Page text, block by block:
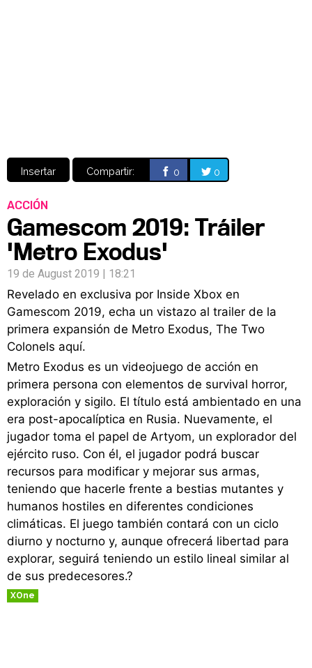
Insertar Compartir: 0 0
ACCIÓN
Gamescom 2019: Tráiler
'Metro Exodus'
19 de August 2019 | 18:21
Revelado en exclusiva por Inside Xbox en
Gamescom 2019, echa un vistazo al trailer de la
primera expansión de Metro Exodus, The Two
Colonels aquí.
Metro Exodus es un videojuego de acción en
primera persona con elementos de survival horror,
exploración y sigilo. El título está ambientado en una
era post-apocalíptica en Rusia. Nuevamente, el
jugador toma el papel de Artyom, un explorador del
ejército ruso. Con él, el jugador podrá buscar
recursos para modificar y mejorar sus armas,
teniendo que hacerle frente a bestias mutantes y
humanos hostiles en diferentes condiciones
climáticas. El juego también contará con un ciclo
diurno y nocturno y, aunque ofrecerá libertad para
explorar, seguirá teniendo un estilo lineal similar al
de sus predecesores.?
XOne